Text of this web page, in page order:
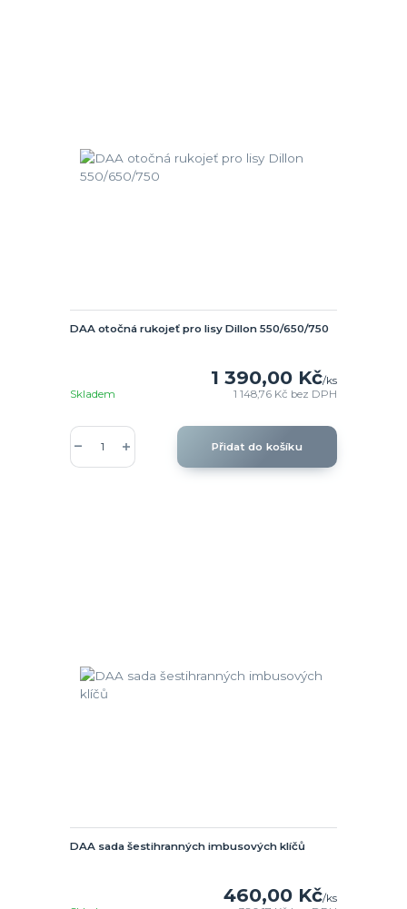
DAA otočná rukojeť pro lisy Dillon 550/650/750
1 390,00 Kč/ks
1 148,76 Kč bez DPH
Skladem
Přidat do košíku
DAA sada šestihranných imbusových klíčů
460,00 Kč/ks